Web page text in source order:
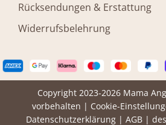
Rücksendungen & Erstattung
Widerrufsbelehrung
Copyright 2023-2026 Mama
vorbehalten | Cookie-
Datenschutzerklärung | AGB |